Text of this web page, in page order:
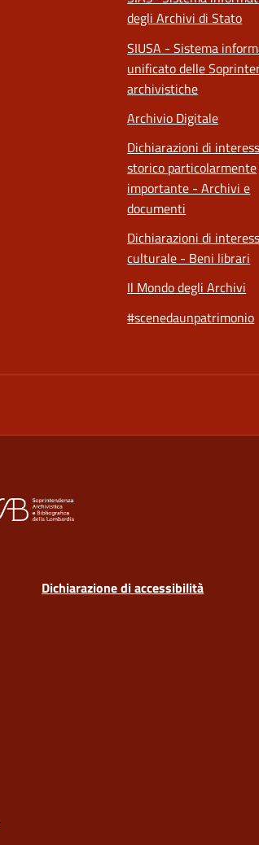
degli Archivi di Stato
SIUSA - Sistema
unificato delle
archivistiche
Archivio Digitale
Dichiarazioni di
storico particolarmente
importante - Archivi e
documenti
Dichiarazioni di
culturale - Beni librari
Il Mondo degli Archivi
#scenedaunpatrimonio
Dichiarazione di accessibilità